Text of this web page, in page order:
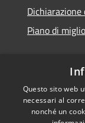
Piano di
RSS
Accessibilità
Privacy
Questo sito web
necessari al
nonché un